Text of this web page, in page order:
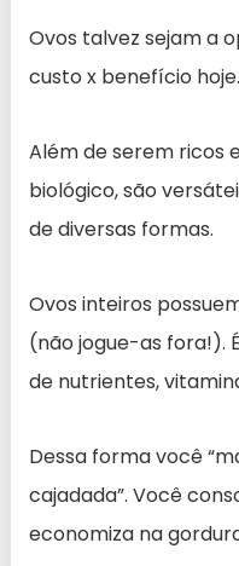
Ovos talvez sejam a
custo x benefício hoje.
Além de serem ricos
biológico, são
de diversas formas.
Ovos inteiros
(não jogue-as fora!).
de nutrientes,
Dessa forma você
cajadada”. Você
economiza na